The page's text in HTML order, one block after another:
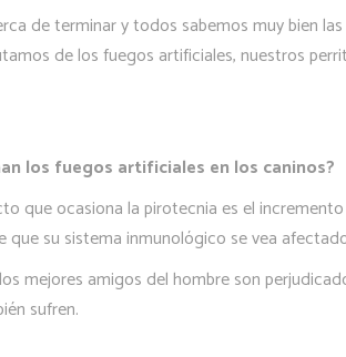
de terminar y todos sabemos muy bien
de los fuegos artificiales, nuestros
los fuegos artificiales en los caninos?
que ocasiona la pirotecnia es el
que su sistema inmunológico se vea
mejores amigos del hombre son
sufren.